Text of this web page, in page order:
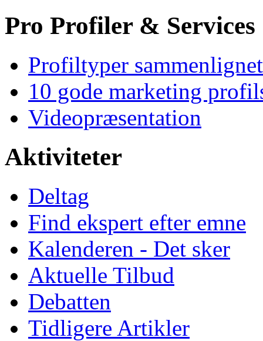
Pro Profiler & Services
Profiltyper sammenlignet
10 gode marketing
Videopræsentation
Aktiviteter
Deltag
Find ekspert efter emne
Kalenderen - Det sker
Aktuelle Tilbud
Debatten
Tidligere Artikler